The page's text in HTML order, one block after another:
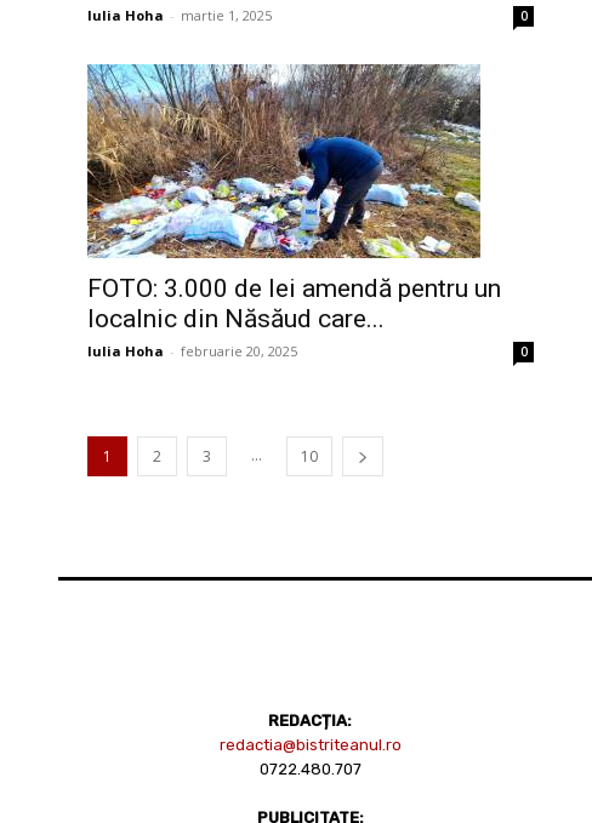
Iulia Hoha - martie 1, 2025 0
FOTO: 3.000 de lei amendă pentru un
localnic din Năsăud care...
Iulia Hoha - februarie 20, 2025 0
1 2 3 ... 10
REDACȚIA:
redactia@bistriteanul.ro
0722.480.707
PUBLICITATE: